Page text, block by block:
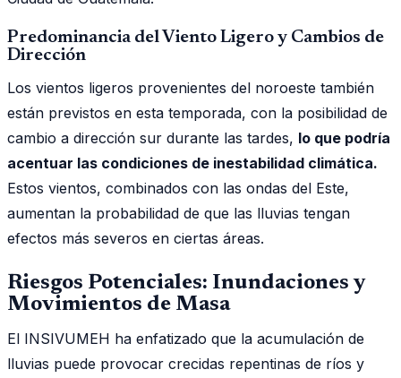
Predominancia del Viento Ligero y Cambios de
Dirección
Los vientos ligeros provenientes del noroeste también
están previstos en esta temporada, con la posibilidad de
cambio a dirección sur durante las tardes, lo que podría
acentuar las condiciones de inestabilidad climática.
Estos vientos, combinados con las ondas del Este,
aumentan la probabilidad de que las lluvias tengan
efectos más severos en ciertas áreas.
Riesgos Potenciales: Inundaciones y
Movimientos de Masa
El INSIVUMEH ha enfatizado que la acumulación de
lluvias puede provocar crecidas repentinas de ríos y